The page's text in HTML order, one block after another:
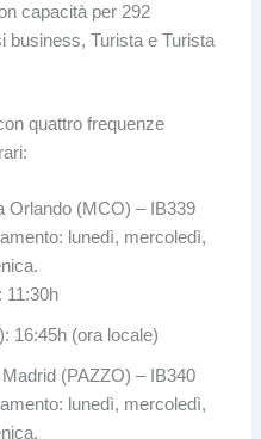
capacità per 292
business, Turista e Turista
quattro frequenze
Orlando (MCO) – IB339
lunedì, mercoledì,
11:30h
16:45h (ora locale)
(PAZZO) – IB340
lunedì, mercoledì,